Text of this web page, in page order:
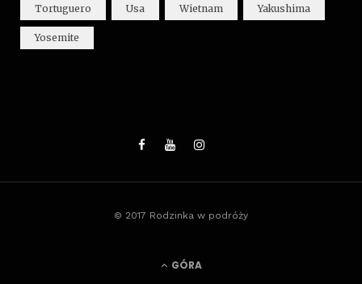
Tortuguero Usa Wietnam Yakushima
Yosemite
© 2017 Rodzinka w podróży
GÓRA